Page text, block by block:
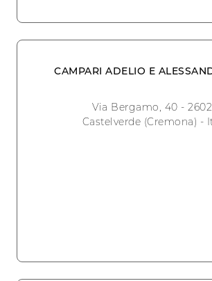
CAMPARI ADELIO E
Via Bergamo, 40 -
Castelverde (Cremona) -